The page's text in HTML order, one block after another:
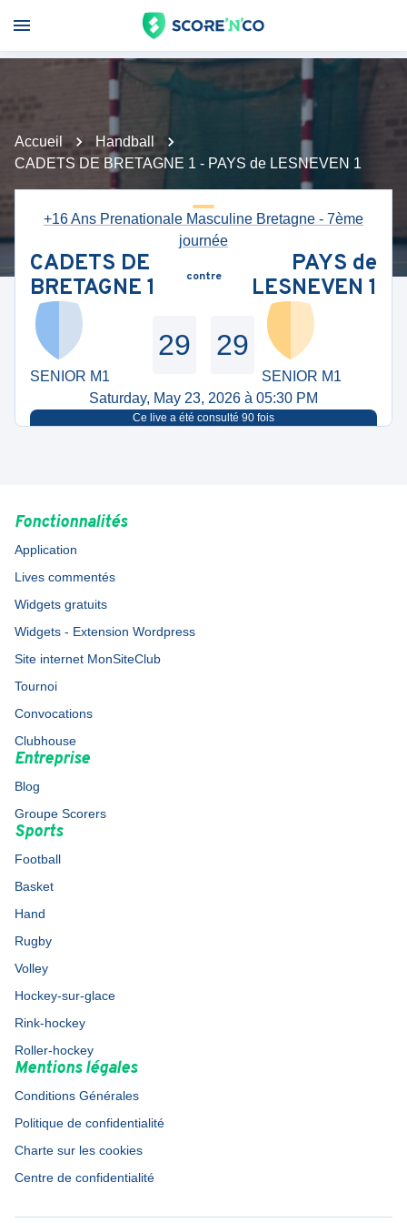
Accueil
Handball
CADETS DE BRETAGNE 1 - PAYS de LESNEVEN 1
+16 Ans Prenationale Masculine Bretagne - 7ème
journée
CADETS DE
BRETAGNE 1
contre
PAYS de
LESNEVEN 1
SENIOR M1
29 29
SENIOR M1
Saturday, May 23, 2026 à 05:30 PM
Ce live a été consulté 90 fois
Fonctionnalités
Application
Lives commentés
Widgets gratuits
Widgets - Extension Wordpress
Site internet MonSiteClub
Tournoi
Convocations
Clubhouse
Entreprise
Blog
Groupe Scorers
Sports
Football
Basket
Hand
Rugby
Volley
Hockey-sur-glace
Rink-hockey
Roller-hockey
Mentions légales
Conditions Générales
Politique de confidentialité
Charte sur les cookies
Centre de confidentialité